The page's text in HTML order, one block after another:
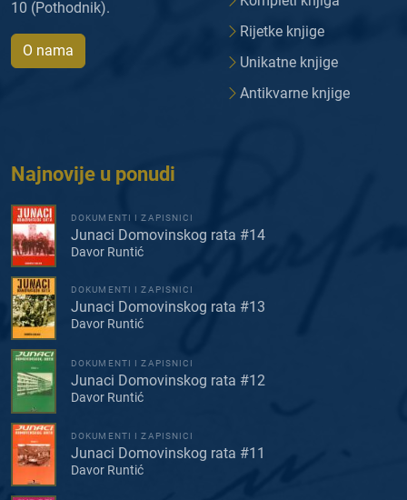
10 (Pothodnik).
O nama
Rijetke knjige
Unikatne knjige
Antikvarne knjige
Najnovije u ponudi
DOKUMENTI I ZAPISNICI
Junaci Domovinskog rata #14
Davor Runtić
DOKUMENTI I ZAPISNICI
Junaci Domovinskog rata #13
Davor Runtić
DOKUMENTI I ZAPISNICI
Junaci Domovinskog rata #12
Davor Runtić
DOKUMENTI I ZAPISNICI
Junaci Domovinskog rata #11
Davor Runtić